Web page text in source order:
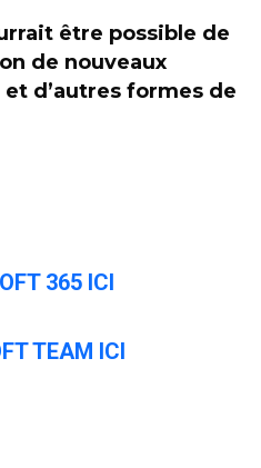
être possible de
de nouveaux
d’autres formes de
365 ICI
TEAM ICI